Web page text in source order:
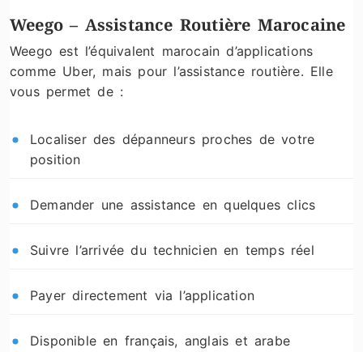
Weego – Assistance Routière Marocaine
Weego est l’équivalent marocain d’applications
comme Uber, mais pour l’assistance routière. Elle
vous permet de :
Localiser des dépanneurs proches de votre
position
Demander une assistance en quelques clics
Suivre l’arrivée du technicien en temps réel
Payer directement via l’application
Disponible en français, anglais et arabe